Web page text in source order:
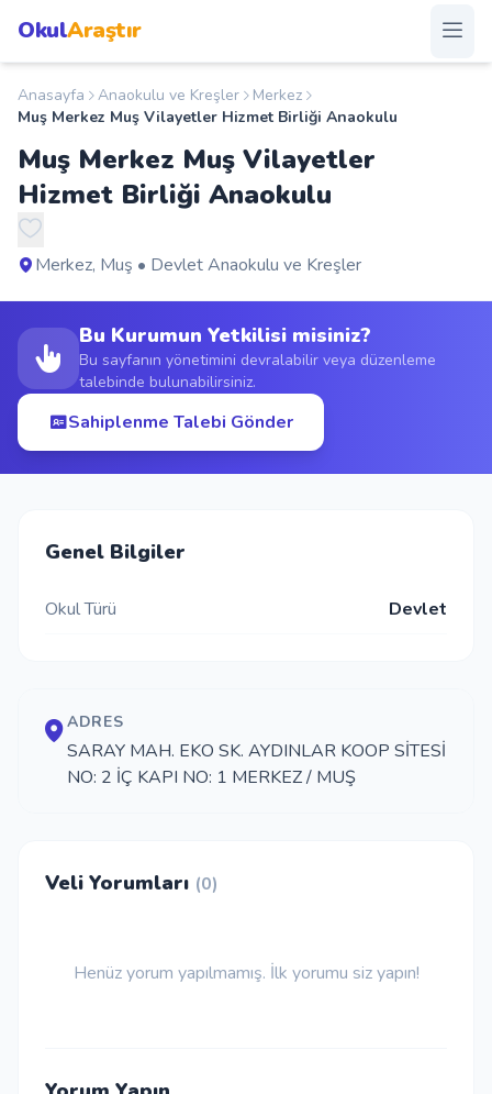
OkulAraştır
Anasayfa
Okullar
Şehirler
Duyurular
S.S.S.
Blog
Okul Ekle
Anasayfa Anaokulu ve Kreşler
Merkez
Muş Merkez Muş Vilayetler Hizmet Birliği Anaokulu
Muş Merkez Muş Vilayetler
Hizmet Birliği Anaokulu
Merkez, Muş • Devlet Anaokulu ve Kreşler
Bu Kurumun Yetkilisi misiniz?
Bu sayfanın yönetimini devralabilir veya düzenleme
talebinde bulunabilirsiniz.
Sahiplenme Talebi Gönder
Genel Bilgiler
Okul Türü Devlet
ADRES
SARAY MAH. EKO SK. AYDINLAR KOOP SİTESİ
NO: 2 İÇ KAPI NO: 1 MERKEZ / MUŞ
Veli Yorumları (0)
Henüz yorum yapılmamış. İlk yorumu siz yapın!